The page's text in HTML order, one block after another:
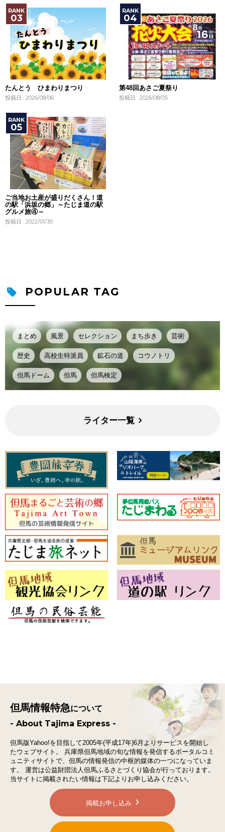
たんとう ひまわりまつり
投稿日 : 2026/08/06
第48回あさご夏祭り
投稿日 : 2026/08/05
ご当地お土産が盛りだくさん！道
の駅「浜坂の郷」～たじま道の駅
グルメ旅④～
投稿日 : 2022/01/30
POPULAR TAG
まとめ 風景 セレクション まち歩き 芸術
歴史 高校生特派員 鉱石の道 コウノトリ
但馬ドーム 但馬 但馬検定
ライター一覧
但馬情報特急について
- About Tajima Express -
但馬版Yahoo!を目指して2005年(平成17年)6月よりサービスを開始し
たウェブサイト。
兵庫県但馬地域の旬な情報を発信するポータルコミ
ュニティサイトで、 但馬の情報発信の中枢的媒体の一つになっていま
す。
運営は公益財団法人但馬ふるさとづくり協会が行っております。
当サイトに掲載されたい情報は下記よりお申し込みください。
掲載お申し込み